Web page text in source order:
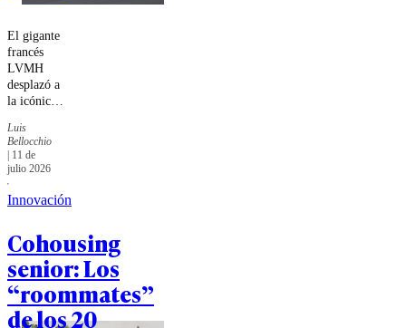
El gigante
francés
LVMH
desplazó a
la icónica
suiza con
un acuerdo
millonario
y un
ecosistema
transformó
los boxes
en
pasarelas
VIP. Una
Luis
Bellocchio
| 11 de
julio 2026
Innovación
Cohousing
senior: Los
“roommates”
de los 20